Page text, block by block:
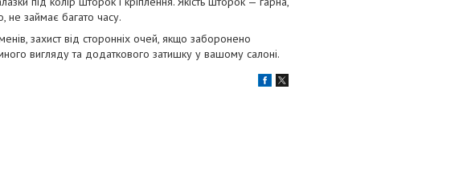
не займає багато часу.
захист від сторонніх очей, якщо заборонено
вигляду та додаткового затишку у вашому салоні.